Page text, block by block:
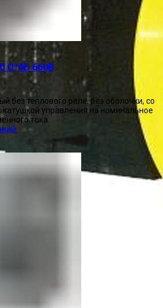
О*4Б 660В
без теплового реле, без оболочки, со
управления на номинальное
тока.